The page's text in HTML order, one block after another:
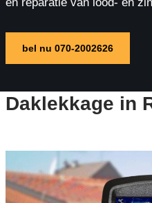
bel nu 070-2002626
Daklekkage in